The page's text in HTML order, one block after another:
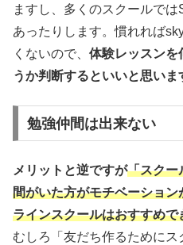
ますし、多くのスクールで
あったりします。慣れれば
くないので、 体験レッスンを
うか判断するといいと思いま
勉強仲間は出来ない
メリットと逆ですが「スクー
間がいた方がモチベーショ
ラインスクールはおすすめで
むしろ「友だち作るために